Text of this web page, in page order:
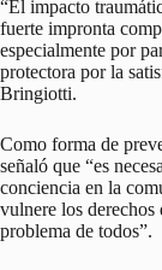
“El impacto
fuerte impronta
especialmente por
protectora por la
Bringiotti.
Como forma de
señaló que “es
conciencia en la
vulnere los derechos
problema de todos”.